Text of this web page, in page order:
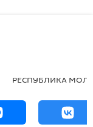
РЕСПУБЛИКА